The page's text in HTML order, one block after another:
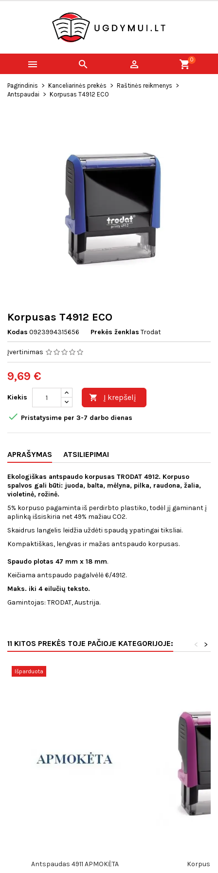
   shopping_cart0
Pagrindinis Kanceliarinės prekės
Raštinės reikmenys
Antspaudai
Korpusas T4912 ECO
Korpusas T4912 ECO
Kodas 0923994315656 Prekės ženklas Trodat
Įvertinimas
9,69 €
Kiekis  Į krepšelį
 Pristatysime per 3-7 darbo dienas
APRAŠYMAS ATSILIEPIMAI
Ekologiškas antspaudo korpusas TRODAT 4912. Korpuso
spalvos gali būti: juoda, balta, mėlyna, pilka, raudona, žalia,
violetinė, rožinė.
5% korpuso pagaminta iš perdirbto plastiko, todėl jį gaminant į
aplinką išsiskiria net 49% mažiau CO2.
Skaidrus langelis leidžia uždėti spaudą ypatingai tiksliai.
Kompaktiškas, lengvas ir mažas antspaudo korpusas.
Spaudo plotas 47 mm x 18 mm.
Keičiama antspaudo pagalvėlė 6/4912.
Maks. iki 4 eilučių teksto.
Gamintojas: TRODAT, Austrija.
11 KITOS PREKĖS TOJE PAČIOJE KATEGORIJOJE: >
<
Išparduota
Antspaudas 4911 APMOKĖTA Korpusas